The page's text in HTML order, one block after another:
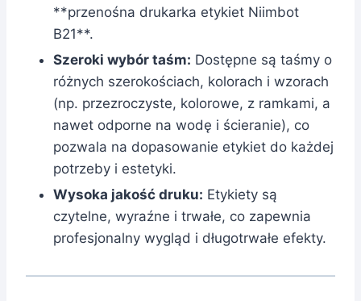
**przenośna drukarka etykiet Niimbot
B21**.
Szeroki wybór taśm: Dostępne są taśmy o
różnych szerokościach, kolorach i wzorach
(np. przezroczyste, kolorowe, z ramkami, a
nawet odporne na wodę i ścieranie), co
pozwala na dopasowanie etykiet do każdej
potrzeby i estetyki.
Wysoka jakość druku: Etykiety są
czytelne, wyraźne i trwałe, co zapewnia
profesjonalny wygląd i długotrwałe efekty.